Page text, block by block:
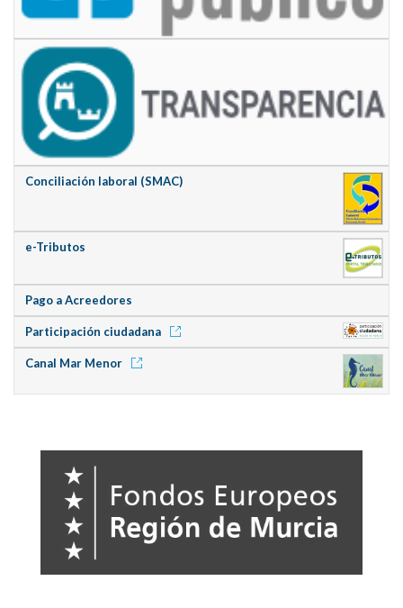
Conciliación laboral (SMAC)
e-Tributos
Pago a Acreedores
Participación ciudadana
Canal Mar Menor